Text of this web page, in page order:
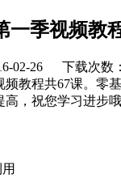
一季视频教
02-26 下载次数：
教程共67课。零
，祝您学习进步